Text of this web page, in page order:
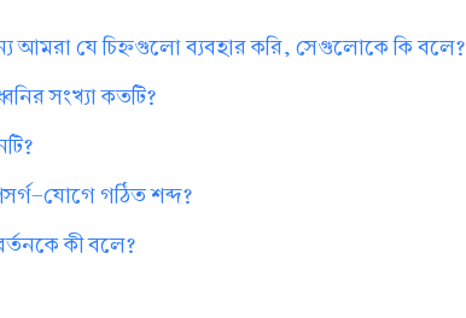
আমরা যে চিহ্নগুলো ব্যবহার করি, সেগুলোকে কি বলে?
সংখ্যা কতটি?
যোগে গঠিত শব্দ?
কী বলে?